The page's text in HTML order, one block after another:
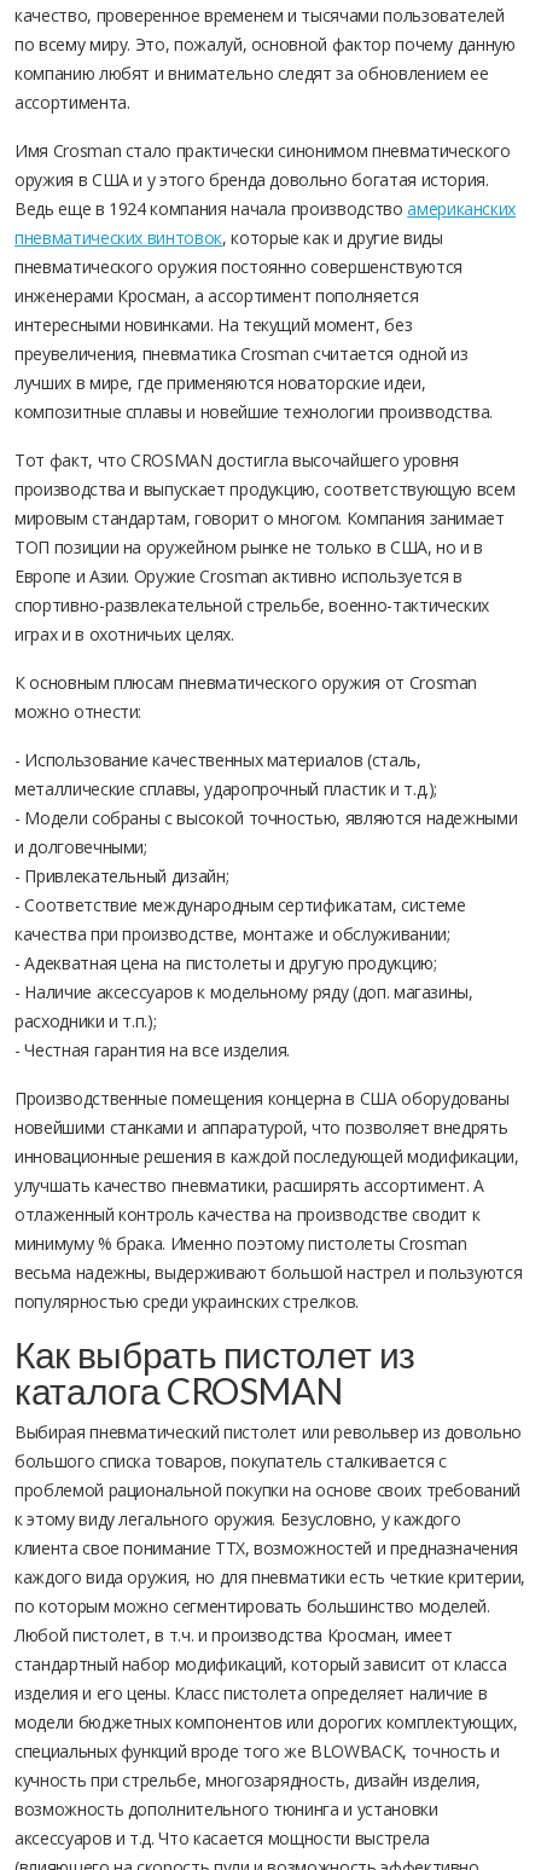
качество, проверенное временем и тысячами пользователей
по всему миру. Это, пожалуй, основной фактор почему данную
компанию любят и внимательно следят за обновлением ее
ассортимента.
Имя Crosman стало практически синонимом пневматического
оружия в США и у этого бренда довольно богатая история.
Ведь еще в 1924 компания начала производствоамериканских
пневматических винтовок, которые как и другие виды
пневматического оружия постоянно совершенствуются
инженерами Кросман, а ассортимент пополняется
интересными новинками. На текущий момент, без
преувеличения, пневматика Crosman считается одной из
лучших в мире, где применяются новаторские идеи,
композитные сплавы и новейшие технологии производства.
Тот факт, что CROSMAN достигла высочайшего уровня
производства и выпускает продукцию, соответствующую всем
мировым стандартам, говорит о многом. Компания занимает
ТОП позиции на оружейном рынке не только в США, но и в
Европе и Азии. Оружие Crosman активно используется в
спортивно-развлекательной стрельбе, военно-тактических
играх и в охотничьих целях.
К основным плюсам пневматического оружия от Crosman
можно отнести:
- Использование качественных материалов (сталь,
металлические сплавы, ударопрочный пластик и т.д.);
- Модели собраны с высокой точностью, являются надежными
и долговечными;
- Привлекательный дизайн;
- Соответствие международным сертификатам, системе
качества при производстве, монтаже и обслуживании;
- Адекватная цена на пистолеты и другую продукцию;
- Наличие аксессуаров к модельному ряду (доп. магазины,
расходники и т.п.);
- Честная гарантия на все изделия.
Производственные помещения концерна в США оборудованы
новейшими станками и аппаратурой, что позволяет внедрять
инновационные решения в каждой последующей модификации,
улучшать качество пневматики, расширять ассортимент. А
отлаженный контроль качества на производстве сводит к
минимуму % брака. Именно поэтому пистолеты Crosman
весьма надежны, выдерживают большой настрел и пользуются
популярностью среди украинских стрелков.
Как выбрать пистолет из
каталога CROSMAN
Выбирая пневматический пистолет или револьвер из довольно
большого списка товаров, покупатель сталкивается с
проблемой рациональной покупки на основе своих требований
к этому виду легального оружия. Безусловно, у каждого
клиента свое понимание ТТХ, возможностей и предназначения
каждого вида оружия, но для пневматики есть четкие критерии,
по которым можно сегментировать большинство моделей.
Любой пистолет, в т.ч. и производства Кросман, имеет
стандартный набор модификаций, который зависит от класса
изделия и его цены. Класс пистолета определяет наличие в
модели бюджетных компонентов или дорогих комплектующих,
специальных функций вроде того же BLOWBACK, точность и
кучность при стрельбе, многозарядность, дизайн изделия,
возможность дополнительного тюнинга и установки
аксессуаров и т.д. Что касается мощности выстрела